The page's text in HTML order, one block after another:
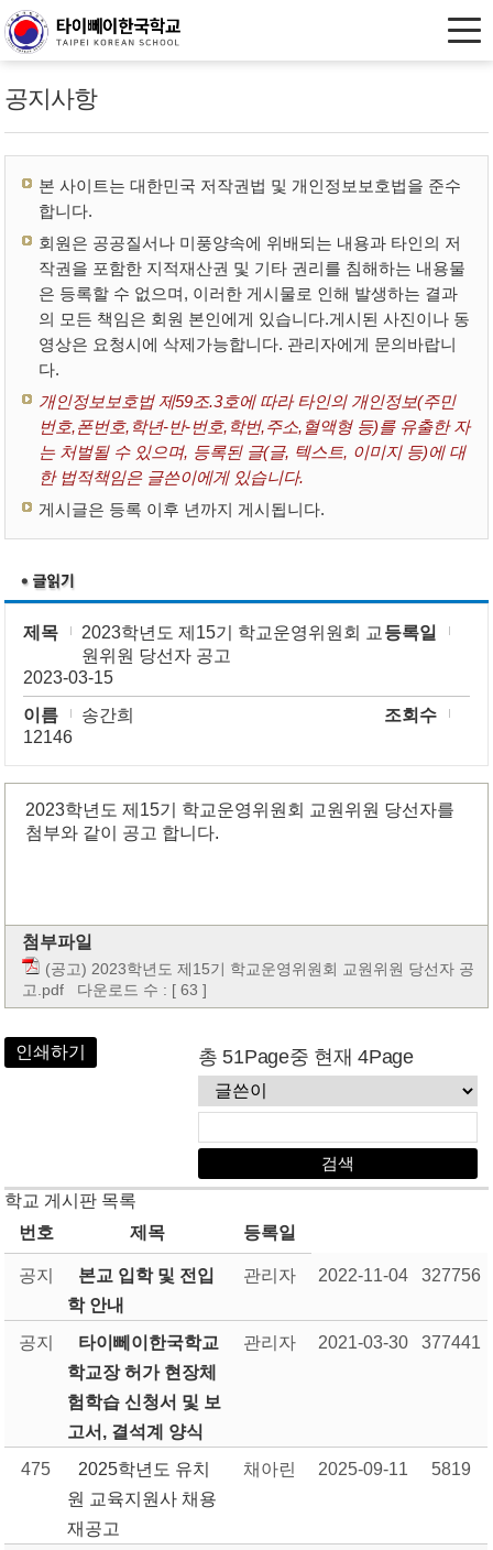
공지사항
본 사이트는 대한민국 저작권법 및 개인정보보호법을 준수
합니다.
회원은 공공질서나 미풍양속에 위배되는 내용과 타인의 저
작권을 포함한 지적재산권 및 기타 권리를 침해하는 내용물
은 등록할 수 없으며, 이러한 게시물로 인해 발생하는 결과
의 모든 책임은 회원 본인에게 있습니다.게시된 사진이나 동
영상은 요청시에 삭제가능합니다. 관리자에게 문의바랍니
다.
개인정보보호법 제59조.3호에 따라 타인의 개인정보(주민
번호,폰번호,학년-반-번호,학번,주소,혈액형 등)를 유출한 자
는 처벌될 수 있으며, 등록된 글(글, 텍스트, 이미지 등)에 대
한 법적책임은 글쓴이에게 있습니다.
게시글은 등록 이후 년까지 게시됩니다.
제목
2023학년도 제15기 학교운영위원회 교
원위원 당선자 공고
등록일
2023-03-15
이름
송간희
조회수
12146
2023학년도 제15기 학교운영위원회 교원위원 당선자를
첨부와 같이 공고 합니다.
첨부파일
(공고) 2023학년도 제15기 학교운영위원회 교원위원 당선자 공
고.pdf 다운로드 수 : [ 63 ]
인쇄하기 총 51Page중 현재 4Page
학교 게시판 목록
번호
제목 등록일
공지
본교 입학 및 전입
학 안내
관리자 2022-11-04 327756
공지
타이뻬이한국학교
학교장 허가 현장체
험학습 신청서 및 보
고서, 결석계 양식
관리자 2021-03-30 377441
475
2025학년도 유치
원 교육지원사 채용
재공고
채아린 2025-09-11 5819